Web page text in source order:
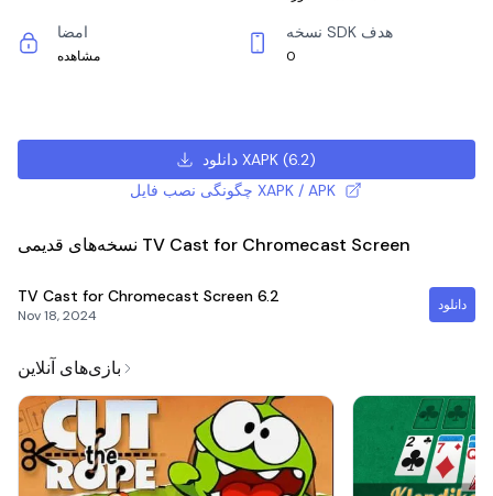
امضا
مشاهده
نسخه SDK هدف
0
دانلود XAPK (6.2)
چگونگی نصب فایل XAPK / APK
نسخه‌های قدیمی TV Cast for Chromecast Screen
TV Cast for Chromecast Screen 6.2
Nov 18, 2024
دانلود
بازی‌های آنلاین